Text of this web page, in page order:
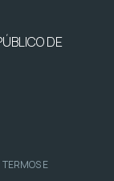
DE
TERMOS E